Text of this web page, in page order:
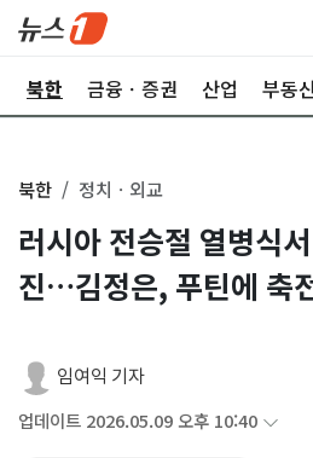
북한 금융ㆍ증권 산업 부동
북한 정치ㆍ외교
러시아 전승절 열병식
진…김정은, 푸틴에 축
임여익 기자
업데이트 2026.05.09 오후 10:40